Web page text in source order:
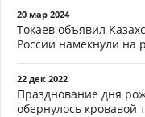
20 мар 2024
Токаев объявил
России намекнули на
22 дек 2022
Празднование дня
обернулось кровавой